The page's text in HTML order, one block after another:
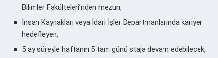
Bilimler Fakülteleri’nden mezun,
İnsan Kaynakları veya İdari İşler Departmanlarında kariyer
hedefleyen,
5 ay süreyle haftanın 5 tam günü staja devam edebilecek,